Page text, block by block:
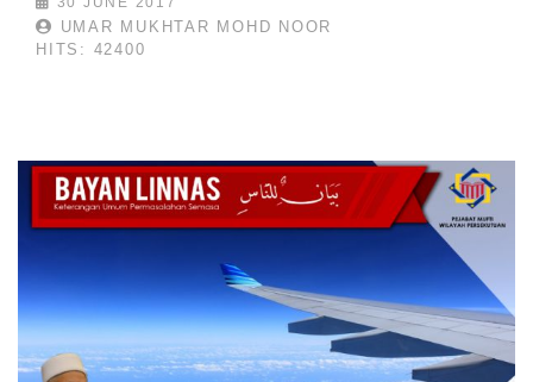
UMAR MUKHTAR MOHD NOOR
HITS: 42400